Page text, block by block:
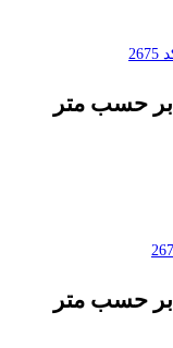
بر حسب متر
بر حسب متر